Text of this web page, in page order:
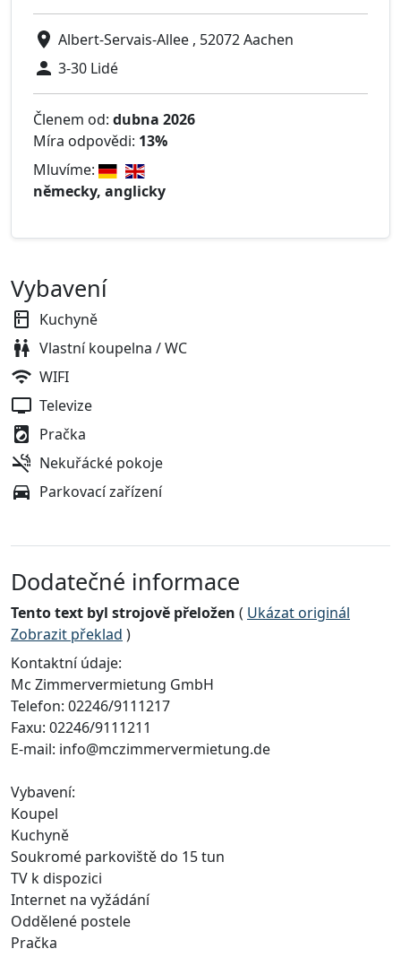
Albert-Servais-Allee , 52072 Aachen
3-30 Lidé
Členem od: dubna 2026
Míra odpovědi: 13%
Mluvíme:
německy, anglicky
Vybavení
Kuchyně
Vlastní koupelna / WC
WIFI
Televize
Pračka
Nekuřácké pokoje
Parkovací zařízení
Dodatečné informace
Tento text byl strojově přeložen ( Ukázat originál
Zobrazit překlad )
Kontaktní údaje:
Mc Zimmervermietung GmbH
Telefon: 02246/9111217
Faxu: 02246/9111211
E-mail: info@mczimmervermietung.de
Vybavení:
Koupel
Kuchyně
Soukromé parkoviště do 15 tun
TV k dispozici
Internet na vyžádání
Oddělené postele
Pračka